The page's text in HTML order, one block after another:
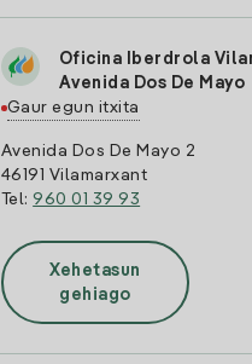
Oficina Iberdrola
Avenida Dos De Mayo
Gaur egun itxita
Avenida Dos De Mayo 2
46191 Vilamarxant
Tel:960 01 39 93
Xehetasun
gehiago